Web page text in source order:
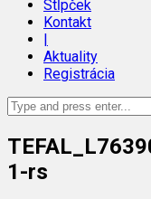
Stĺpček
Kontakt
|
Aktuality
Registrácia
1-rs